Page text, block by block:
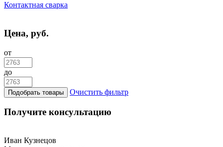
Контактная сварка
Цена, руб.
от
до
Подобрать товары Очистить фильтр
Получите консультацию
Иван Кузнецов